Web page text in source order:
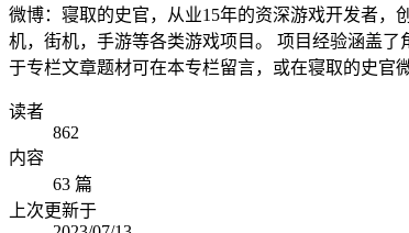
微博：寝取的史官，从业15年的资深游戏开发者，
机，街机，手游等各类游戏项目。 项目经验涵盖
于专栏文章题材可在本专栏留言，或在寝取的史官
读者
862
内容
63 篇
上次更新于